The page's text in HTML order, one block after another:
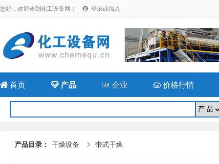
您好，欢迎来到化工设备网！  登录或加入
 首页 产品 企业 价格行情
产品目录： 干燥设备  带式干燥